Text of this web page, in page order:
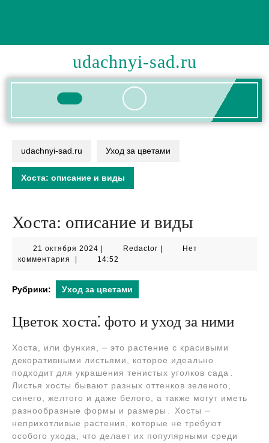
udachnyi-sad.ru
Кнопка
udachnyi-sad.ru Уход за цветами
Хоста: описание и виды
Хоста: описание и виды
21 октября 2024 21
октября
RedactorRedactor
Нет
комментария
14:52
Рубрики: Уход за цветами
Цветок хоста⁚ фото и уход за ними
Хоста, или функия, ⏤ это растение с красивыми
декоративными листьями, которое идеально
подходит для украшения тенистых уголков сада․
Листья хосты бывают разных оттенков зеленого,
синего, желтого и даже белого, а также могут иметь
разнообразные формы и размеры․ Хосты ⏤
неприхотливые растения, которые не требуют
особого ухода, что делает их популярными среди